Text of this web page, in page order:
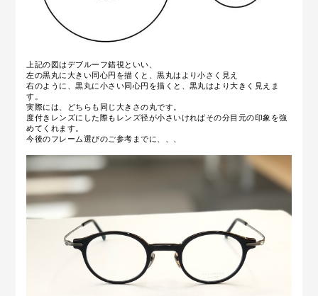
上記の図はデブルーフ錯視といい、
左の黒丸に大きい同心円を描くと、黒丸はより小さく見え
右のように、黒丸に小さい同心円を描くと、黒丸はより大きく見えま
す。
実際には、どちらも同じ大きさの丸です。
度付きレンズにした際もレンズ径が小さいければその分目元の印象を強
めてくれます。
今後のフレーム選びのご参考までに、、、